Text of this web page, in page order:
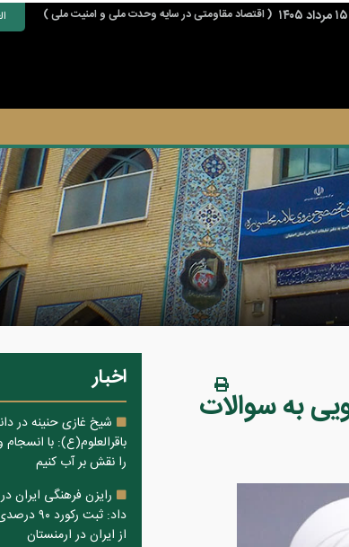
( اقتصاد مقاومتی در سایه وحدت ملی و امنیت ملی )
است.
به سوالات
اخبار
شیخ غازی حنینه در
باقرالعلوم(ع): با انسجام
را نقش بر آب کنیم
رایزن فرهنگی ایران
داد: ثبت
از ایران در ارمنستان